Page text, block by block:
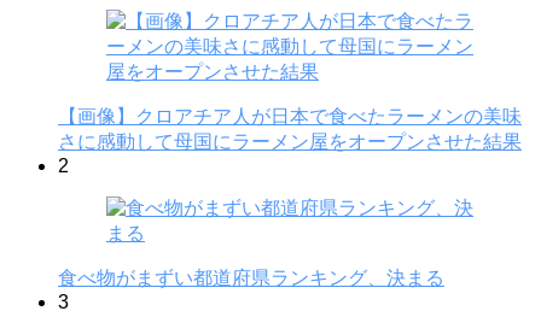
【画像】クロアチア人が日本で食べたラーメンの美味
さに感動して母国にラーメン屋をオープンさせた結果
2
食べ物がまずい都道府県ランキング、決まる
3